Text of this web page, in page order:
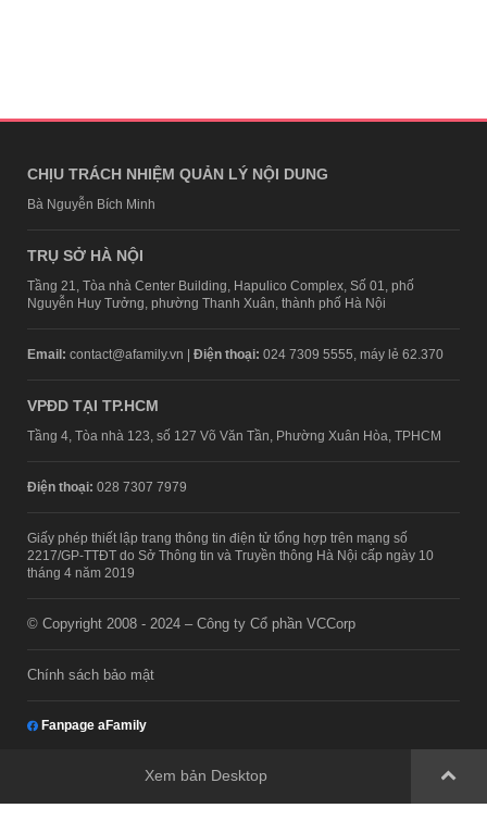
CHỊU TRÁCH NHIỆM QUẢN LÝ NỘI DUNG
Bà Nguyễn Bích Minh
TRỤ SỞ HÀ NỘI
Tầng 21, Tòa nhà Center Building, Hapulico Complex, Số 01, phố
Nguyễn Huy Tưởng, phường Thanh Xuân, thành phố Hà Nội
Email: contact@afamily.vn | Điện thoại: 024 7309 5555, máy lẻ 62.370
VPĐD TẠI TP.HCM
Tầng 4, Tòa nhà 123, số 127 Võ Văn Tần, Phường Xuân Hòa, TPHCM
Điện thoại: 028 7307 7979
Giấy phép thiết lập trang thông tin điện tử tổng hợp trên mạng số
2217/GP-TTĐT do Sở Thông tin và Truyền thông Hà Nội cấp ngày 10
tháng 4 năm 2019
© Copyright 2008 - 2024 – Công ty Cổ phần VCCorp
Chính sách bảo mật
Fanpage aFamily
Xem bản Desktop